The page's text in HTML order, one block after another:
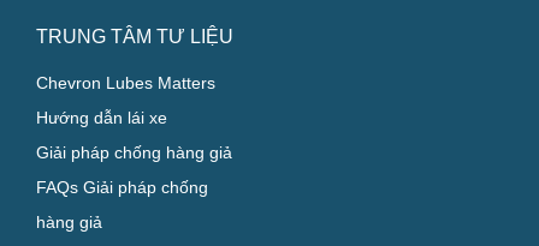
Hàng
TRUNG TÂM TƯ LIỆU
Chevron Lubes Matters
Hướng dẫn lái xe
Giải pháp chống hàng giả